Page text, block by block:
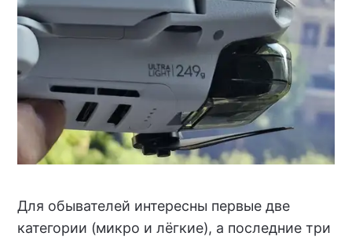
Для обывателей интересны первые две
категории (микро и лёгкие), а последние три